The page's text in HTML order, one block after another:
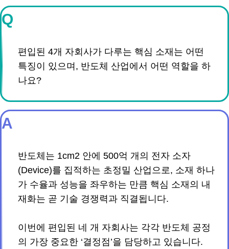
Q
편입된 4개 자회사가 다루는 핵심 소재는 어떤
특징이 있으며, 반도체 산업에서 어떤 역할을 하
나요?
A
반도체는 1cm2 안에 500억 개의 전자 소자
(Device)를 집적하는 초정밀 산업으로, 소재 하나
가 수율과 성능을 좌우하는 만큼 핵심 소재의 내
재화는 곧 기술 경쟁력과 직결됩니다.
이번에 편입된 네 개 자회사는 각각 반도체 공정
의 가장 중요한 ‘결정점’을 담당하고 있습니다.